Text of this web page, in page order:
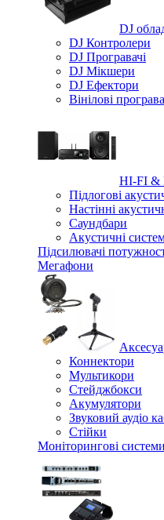
DJ
DJ Контролери
DJ Програвачі
DJ Мікшери
DJ Ефектори
Вінілові
HI-FI &
Підлогові
Настінні
Саундбари
Акустичні
Підсилювачі
Мегафони
Коннектори
Мультикори
Стейджбокси
Акумулятори
Звуковий аудіо
Стійки
Моніторингові системи